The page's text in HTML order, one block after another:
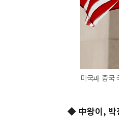
미국과 중국
◆ 中왕이, 박